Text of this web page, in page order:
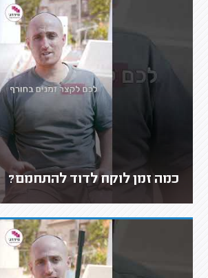
כמה זמן לוקח לדוד להתחמם?